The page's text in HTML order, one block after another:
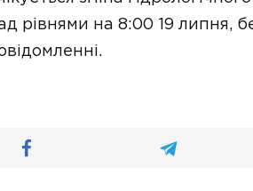
рівнями на 8:00 19 липня,